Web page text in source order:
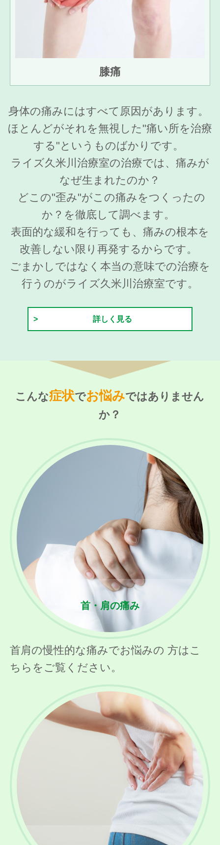
膝痛
身体の痛みにはすべて原因があります。
ほとんどがそれを無視した"痛い所を治療
する"というものばかりです。
ライズ久米川治療室の治療では、痛みが
なぜ生まれたのか？
どこの"歪み"がこの痛みをつくったの
か？を徹底して調べます。
表面的な緩和を行っても、痛みの根本を
改善しない限り再発するからです。
ごまかしではなく本当の意味での治療を
行うのがライズ久米川治療室です。
詳しく見る
こんな症状でお悩みではありません
か？
首・肩の痛み
首肩の慢性的な痛みでお悩みの 方はこ
ちらをご覧ください。